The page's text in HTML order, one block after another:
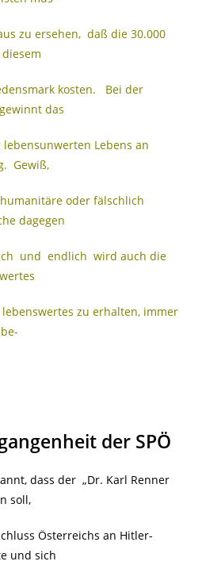
zu ersehen, daß die 30.000
kosten. Bei der
das
Lebens an
Gewiß,
oder fälschlich
dagegen
und endlich wird auch die
zu erhalten, immer
der SPÖ
dass der „Dr. Karl Renner
soll,
Österreichs an Hitler-
und sich